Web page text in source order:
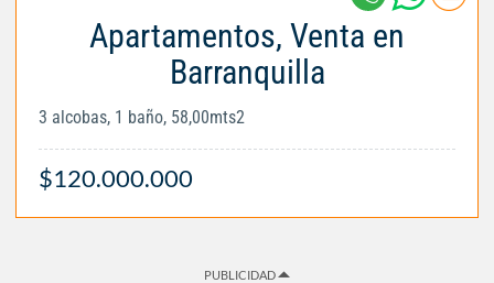
Apartamentos, Venta en
Barranquilla
3 alcobas, 1 baño, 58,00mts2
$120.000.000
PUBLICIDAD